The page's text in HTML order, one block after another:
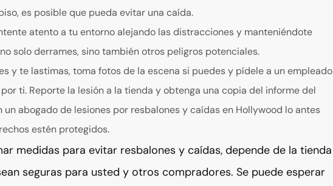
es posible que pueda evitar una caída.
atento a tu entorno alejando las distracciones y manteniéndote
solo derrames, sino también otros peligros potenciales.
y te lastimas, toma fotos de la escena si puedes y pídele a un empleado
ti. Reporte la lesión a la tienda y obtenga una copia del informe del
abogado de lesiones por resbalones y caídas en Hollywood lo antes
estén protegidos.
medidas para evitar resbalones y caídas, depende de la tienda
seguras para usted y otros compradores. Se puede esperar